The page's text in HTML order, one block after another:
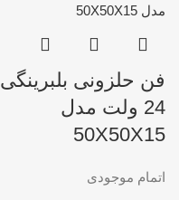
فن حلزونی بلبرینگی
24 ولت مدل
50X50X15
اتمام موجودی